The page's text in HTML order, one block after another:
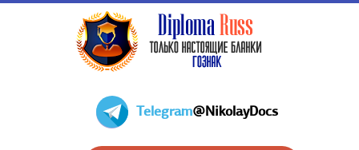
Telegram@NikolayDocs